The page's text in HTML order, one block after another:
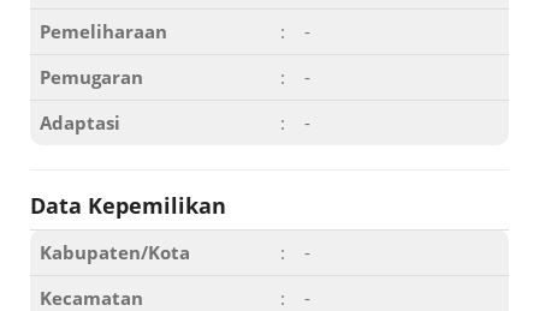
Pemeliharaan :
-
Pemugaran
:
-
Adaptasi
: -
Data Kepemilikan
Kabupaten/Kota :
-
Kecamatan
:
-